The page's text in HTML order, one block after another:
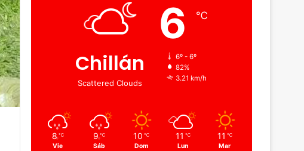
Chillán
Scattered Clouds
6 ℃
6º - 6º
82%
3.21 km/h
8 ℃
Vie
9 ℃
Sáb
10 ℃
Dom
11 ℃
Lun
11 ℃
Mar